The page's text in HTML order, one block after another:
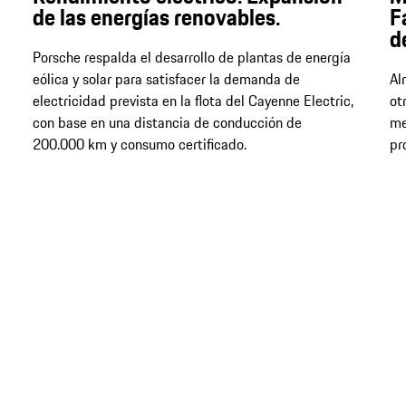
de las energías renovables.
Porsche respalda el desarrollo de plantas de energía
eólica y solar para satisfacer la demanda de
electricidad prevista en la flota del Cayenne Electric,
con base en una distancia de conducción de
200.000 km y consumo certificado.